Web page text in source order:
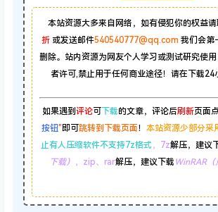
本站资源大多来自网络，如有侵犯你的权益
折 或发送邮件540540777@qq.com 我们会第
删除。站内资源为网友个人学习或测试研究使
者许可,禁止用于任何商业途径！请在下载24
如果遇到 评论可下载的文章，评论后刷新页面
按钮” 即可跳转到下载页面！ 本站资源少部分采
止有人压缩软件不支持7z格式 ，7z解压，建议
下载） ，zip、rar解压，建议下载 WinRAR（